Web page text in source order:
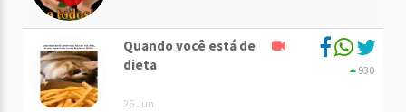
Quando você está de
dieta
26 Jun
930